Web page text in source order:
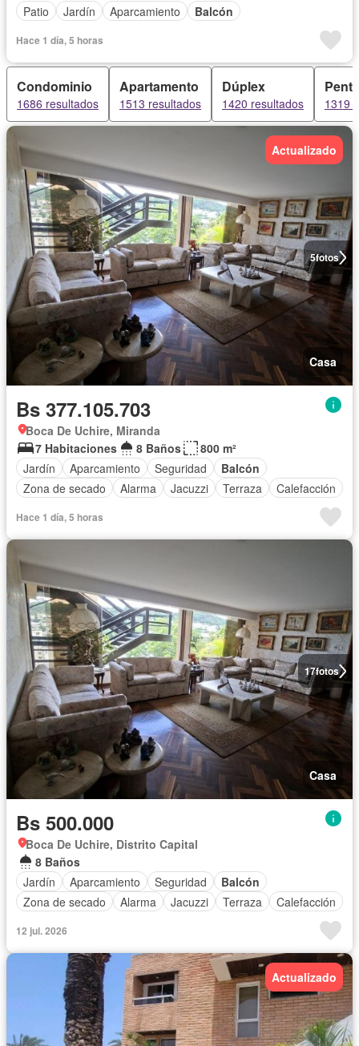
Patio
Jardín Aparcamiento Balcón
Hace 1 día, 5 horas
Condominio
1686 resultados
Apartamento
1513 resultados
Dúplex
1420 resultados 1319
5fotos
Actualizado
Casa
Bs 377.105.703
Boca De Uchire, Miranda
7 Habitaciones
8 Baños
800 m²
Jardín
Aparcamiento Seguridad
Balcón
Zona de secado
Alarma Jacuzzi Terraza Calefacción
Hace 1 día, 5 horas
17fotos
Casa
Bs 500.000
Boca De Uchire, Distrito Capital
8 Baños
Jardín
Aparcamiento Seguridad
Balcón
Zona de secado
Alarma Jacuzzi Terraza Calefacción
12 jul. 2026
Actualizado